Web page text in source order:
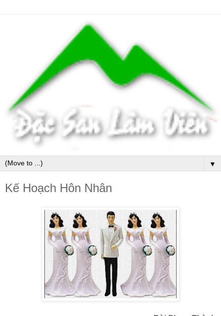
▼
Kế Hoạch Hôn Nhân